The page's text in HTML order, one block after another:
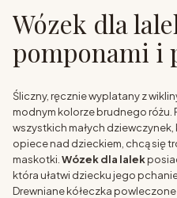
Wózek dla
pomponami i
Śliczny, ręcznie wyplatany z
modnym kolorze brudnego
wszystkich małych
opiece nad dzieckiem, chcą się
maskotki. Wózek dla lalek
która ułatwi dziecku jego
Drewniane kółeczka